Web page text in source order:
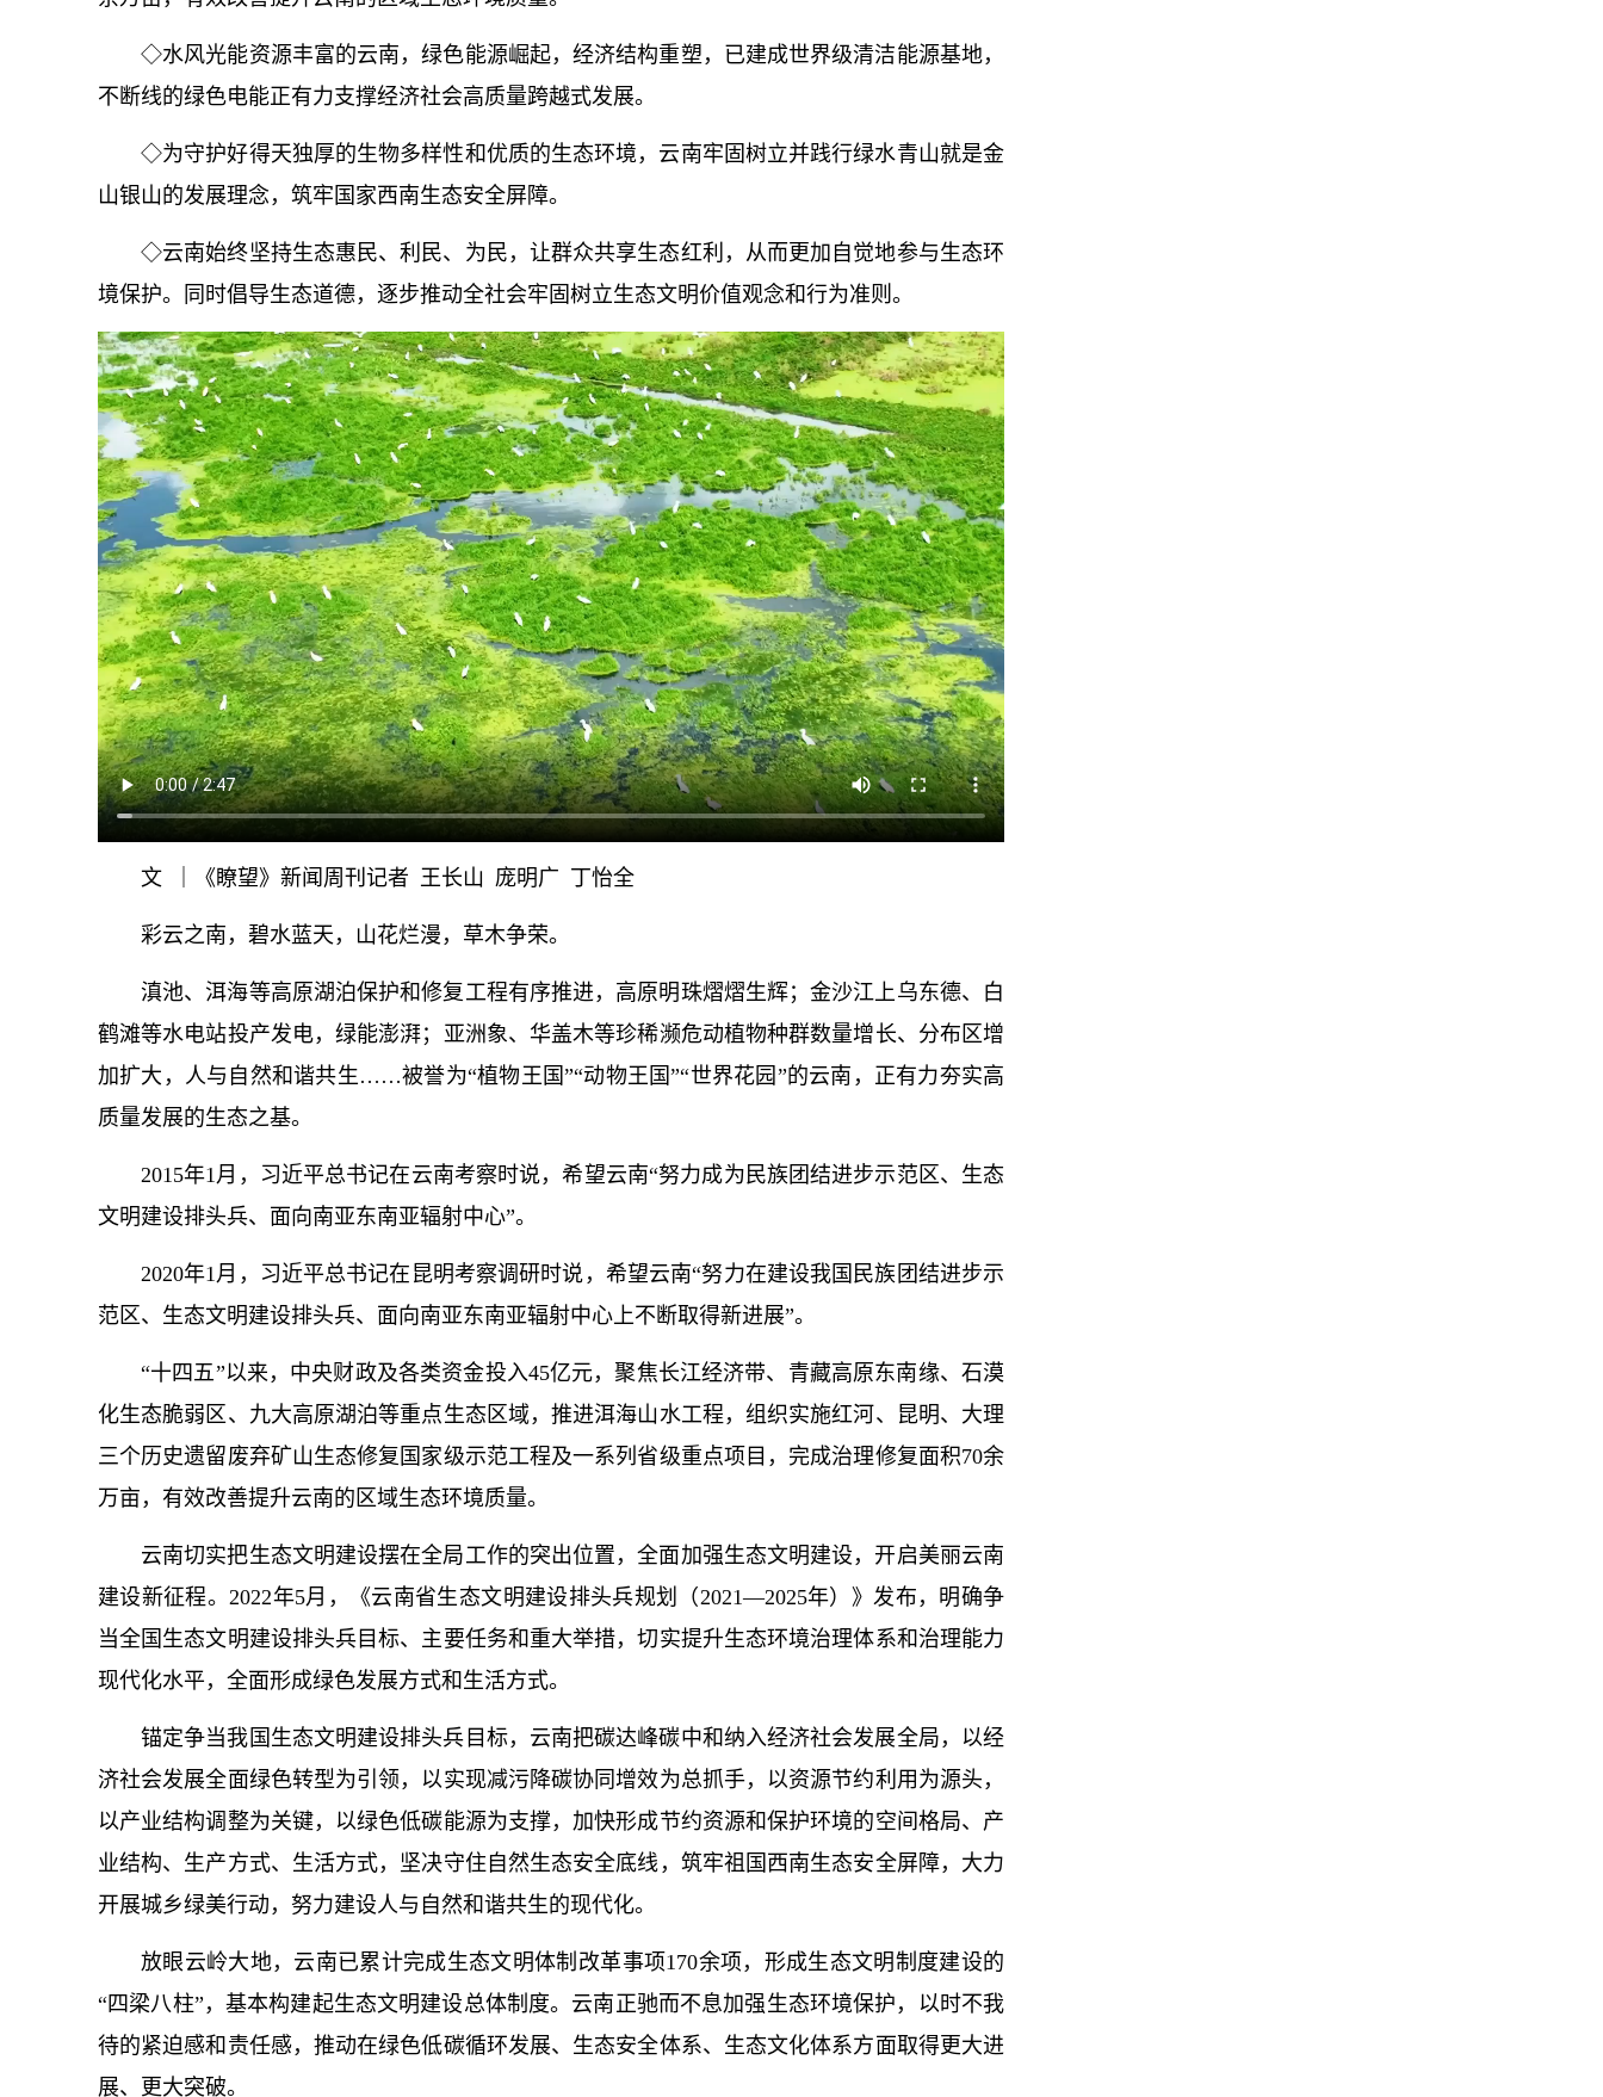
◇水风光能资源丰富的云南，绿色能源崛起，经济结构重塑，已建成世界级清洁能源基地，
不断线的绿色电能正有力支撑经济社会高质量跨越式发展。
◇为守护好得天独厚的生物多样性和优质的生态环境，云南牢固树立并践行绿水青山就是金
山银山的发展理念，筑牢国家西南生态安全屏障。
◇云南始终坚持生态惠民、利民、为民，让群众共享生态红利，从而更加自觉地参与生态环
境保护。同时倡导生态道德，逐步推动全社会牢固树立生态文明价值观念和行为准则。
文 ｜《瞭望》新闻周刊记者 王长山 庞明广 丁怡全
彩云之南，碧水蓝天，山花烂漫，草木争荣。
滇池、洱海等高原湖泊保护和修复工程有序推进，高原明珠熠熠生辉；金沙江上乌东德、白
鹤滩等水电站投产发电，绿能澎湃；亚洲象、华盖木等珍稀濒危动植物种群数量增长、分布区增
加扩大，人与自然和谐共生……被誉为“植物王国”“动物王国”“世界花园”的云南，正有力夯实高
质量发展的生态之基。
2015年1月，习近平总书记在云南考察时说，希望云南“努力成为民族团结进步示范区、生态
文明建设排头兵、面向南亚东南亚辐射中心”。
2020年1月，习近平总书记在昆明考察调研时说，希望云南“努力在建设我国民族团结进步示
范区、生态文明建设排头兵、面向南亚东南亚辐射中心上不断取得新进展”。
“十四五”以来，中央财政及各类资金投入45亿元，聚焦长江经济带、青藏高原东南缘、石漠
化生态脆弱区、九大高原湖泊等重点生态区域，推进洱海山水工程，组织实施红河、昆明、大理
三个历史遗留废弃矿山生态修复国家级示范工程及一系列省级重点项目，完成治理修复面积70余
万亩，有效改善提升云南的区域生态环境质量。
云南切实把生态文明建设摆在全局工作的突出位置，全面加强生态文明建设，开启美丽云南
建设新征程。2022年5月，《云南省生态文明建设排头兵规划（2021—2025年）》发布，明确争
当全国生态文明建设排头兵目标、主要任务和重大举措，切实提升生态环境治理体系和治理能力
现代化水平，全面形成绿色发展方式和生活方式。
锚定争当我国生态文明建设排头兵目标，云南把碳达峰碳中和纳入经济社会发展全局，以经
济社会发展全面绿色转型为引领，以实现减污降碳协同增效为总抓手，以资源节约利用为源头，
以产业结构调整为关键，以绿色低碳能源为支撑，加快形成节约资源和保护环境的空间格局、产
业结构、生产方式、生活方式，坚决守住自然生态安全底线，筑牢祖国西南生态安全屏障，大力
开展城乡绿美行动，努力建设人与自然和谐共生的现代化。
放眼云岭大地，云南已累计完成生态文明体制改革事项170余项，形成生态文明制度建设的
“四梁八柱”，基本构建起生态文明建设总体制度。云南正驰而不息加强生态环境保护，以时不我
待的紧迫感和责任感，推动在绿色低碳循环发展、生态安全体系、生态文化体系方面取得更大进
展、更大突破。